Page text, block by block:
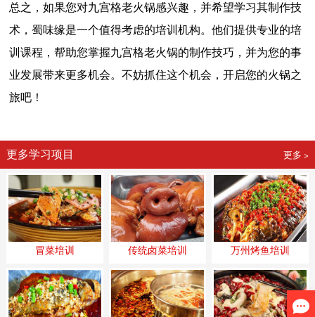
总之，如果您对九宫格老火锅感兴趣，并希望学习其制作技
术，蜀味缘是一个值得考虑的培训机构。他们提供专业的培
训课程，帮助您掌握九宫格老火锅的制作技巧，并为您的事
业发展带来更多机会。不妨抓住这个机会，开启您的火锅之
旅吧！
更多学习项目 更多 >
冒菜培训 传统卤菜培训 万州烤鱼培训